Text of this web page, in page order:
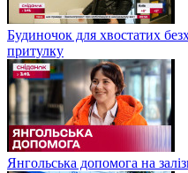
Будиночок для хвостатих
притулку
Янгольська допомога на